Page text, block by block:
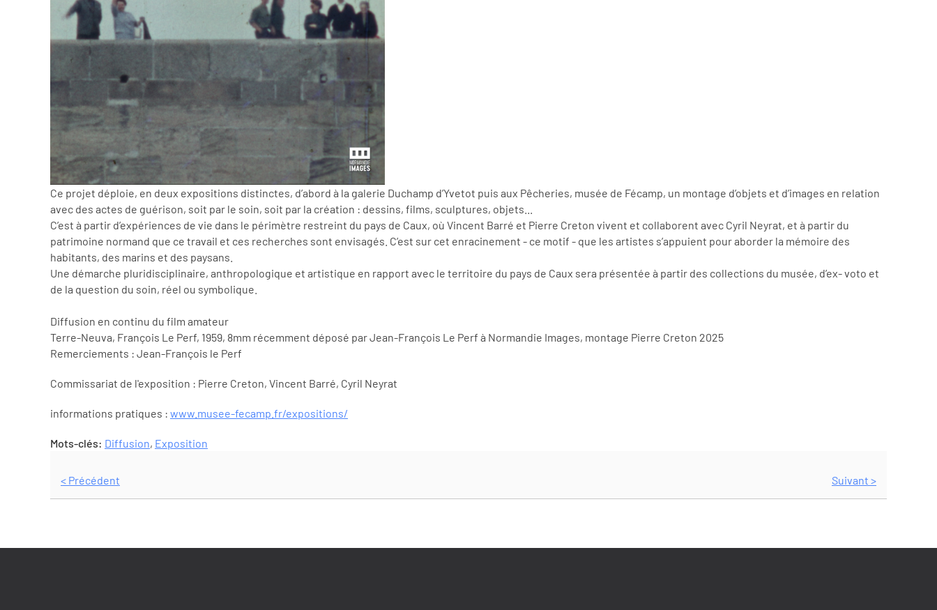
Ce projet déploie, en deux expositions distinctes, d’abord à la galerie Duchamp d’Yvetot puis aux Pêcheries, musée de Fécamp, un montage d’objets et d’images en relation
avec des actes de guérison, soit par le soin, soit par la création : dessins, films, sculptures, objets...
C’est à partir d’expériences de vie dans le périmètre restreint du pays de Caux, où Vincent Barré et Pierre Creton vivent et collaborent avec Cyril Neyrat, et à partir du
patrimoine normand que ce travail et ces recherches sont envisagés. C’est sur cet enracinement - ce motif - que les artistes s’appuient pour aborder la mémoire des
habitants, des marins et des paysans.
Une démarche pluridisciplinaire, anthropologique et artistique en rapport avec le territoire du pays de Caux sera présentée à partir des collections du musée, d’ex- voto et
de la question du soin, réel ou symbolique.
Diffusion en continu du film amateur
Terre-Neuva, François Le Perf, 1959, 8mm récemment déposé par Jean-François Le Perf à Normandie Images, montage Pierre Creton 2025
Remerciements : Jean-François le Perf
Commissariat de l'exposition : Pierre Creton, Vincent Barré, Cyril Neyrat
informations pratiques : www.musee-fecamp.fr/expositions/
Mots-clés: Diffusion, Exposition
< Précédent Suivant >